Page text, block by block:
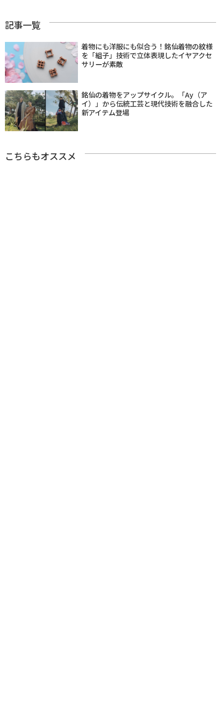
記事一覧
着物にも洋服にも似合う！銘仙着物の紋様
を「組子」技術で立体表現したイヤアクセ
サリーが素敵
銘仙の着物をアップサイクル。「Ay（ア
イ）」から伝統工芸と現代技術を融合した
新アイテム登場
こちらもオススメ